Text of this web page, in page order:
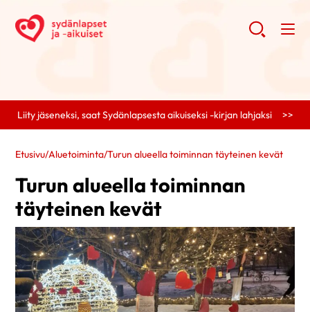
Liity jäseneksi, saat Sydänlapsesta aikuiseksi -kirjan lahjaksi >>
Etusivu/Aluetoiminta/Turun alueella toiminnan täyteinen kevät
Turun alueella toiminnan
täyteinen kevät